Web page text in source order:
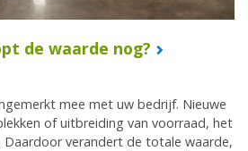
de waarde nog?
mee met uw bedrijf. Nieuwe
of uitbreiding van voorraad, het
verandert de totale waarde,